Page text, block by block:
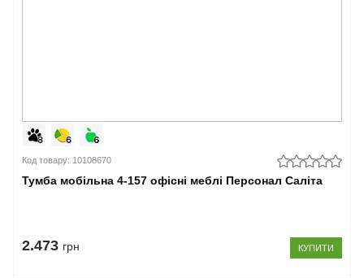
Код товару: 10108670
Тумба мобільна 4-157 офісні меблі Персонал Саліта
2.473 грн КУПИТИ